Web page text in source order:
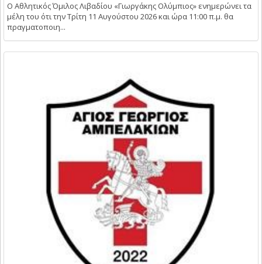
Ο Αθλητικός Όμιλος Λιβαδίου «Γιωργάκης Ολύμπιος» ενημερώνει τα
μέλη του ότι την Τρίτη 11 Αυγούστου 2026 και ώρα 11:00 π.μ. θα
πραγματοποιη...